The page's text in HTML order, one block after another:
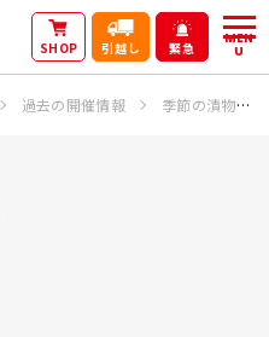
SHOP 引越し 緊急
MEN
U
過去の開催情報 季節の漬物とお惣菜